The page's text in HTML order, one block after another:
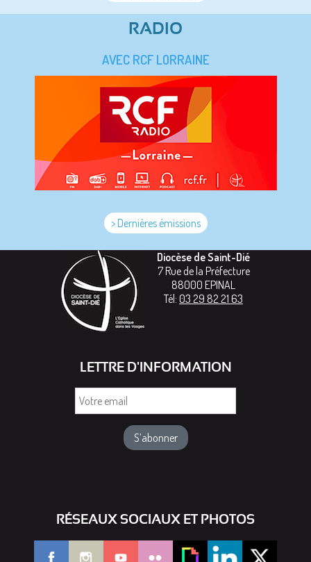
RADIO
AVEC RCF LORRAINE
> Dernières émissions
Diocèse de Saint-Dié
7 Rue de la Préfecture
88000 EPINAL
Tél: 03 29 82 21 63
LETTRE D'INFORMATION
RÉSEAUX SOCIAUX ET PHOTOS